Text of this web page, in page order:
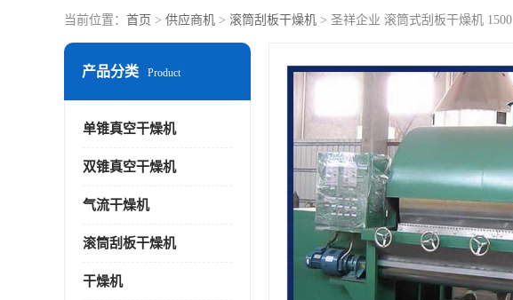
当前位置： 首页 > 供应商机 > 滚筒刮板干燥机 > 圣祥企业 滚筒式刮板干燥机 1500
产品分类 Product
单锥真空干燥机
双锥真空干燥机
气流干燥机
滚筒刮板干燥机
干燥机